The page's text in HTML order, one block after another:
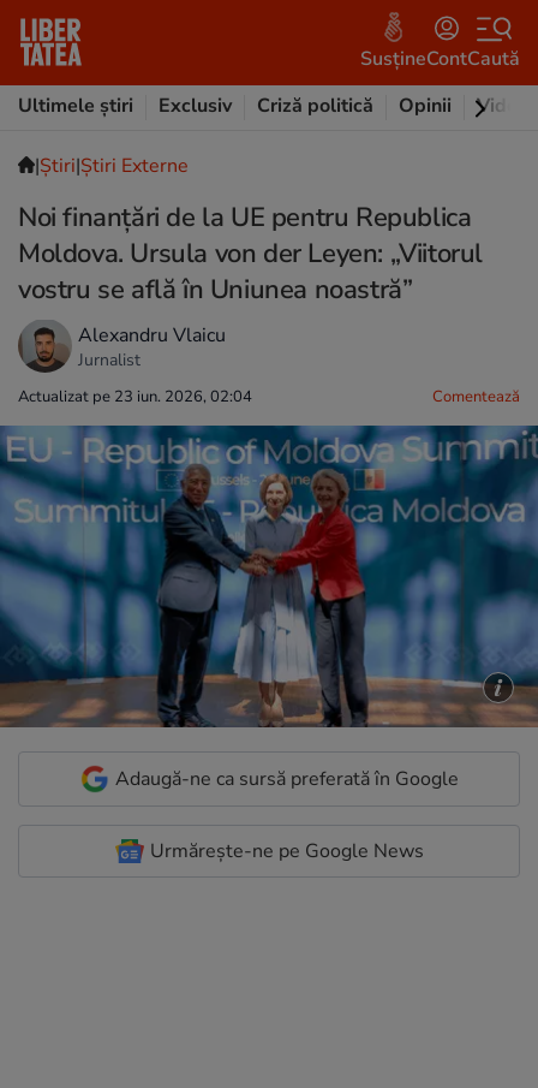
SusțineContCaută
Ultimele știri
Exclusiv Criză politică Opinii Video
|Ştiri|Știri Externe
Noi finanțări de la UE pentru Republica
Moldova. Ursula von der Leyen: „Viitorul
vostru se află în Uniunea noastră”
Alexandru Vlaicu
Jurnalist
Actualizat pe 23 iun. 2026, 02:04 Comentează
Adaugă-ne ca sursă preferată în Google
Urmărește-ne pe Google News